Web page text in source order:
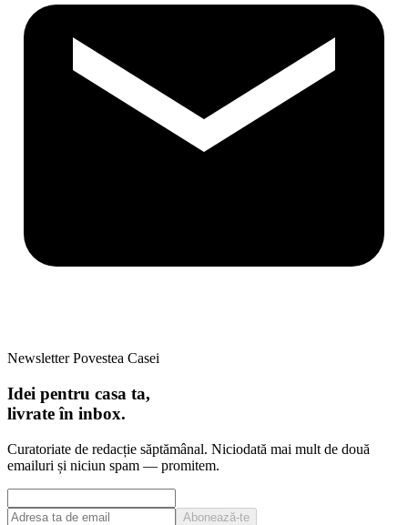
Newsletter Povestea Casei
Idei pentru casa ta,
livrate în inbox.
Curatoriate de redacție săptămânal. Niciodată mai mult de două
emailuri și niciun spam — promitem.
Abonează-te